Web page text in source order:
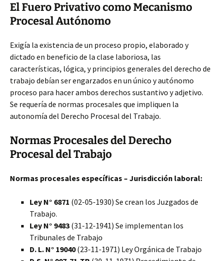
El Fuero Privativo como Mecanismo
Procesal Autónomo
Exigía la existencia de un proceso propio, elaborado y
dictado en beneficio de la clase laboriosa, las
características, lógica, y principios generales del derecho de
trabajo debían ser engarzados en un único y autónomo
proceso para hacer ambos derechos sustantivo y adjetivo.
Se requería de normas procesales que impliquen la
autonomía del Derecho Procesal del Trabajo.
Normas Procesales del Derecho
Procesal del Trabajo
Normas procesales específicas – Jurisdicción laboral:
Ley N° 6871 (02-05-1930) Se crean los Juzgados de
Trabajo.
Ley N° 9483 (31-12-1941) Se implementan los
Tribunales de Trabajo
D. L. N° 19040(23-11-1971) Ley Orgánica de Trabajo